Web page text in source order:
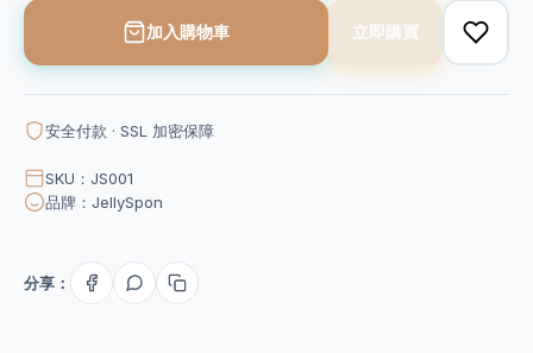
加入購物車 立即購買
安全付款 · SSL 加密保障
SKU：JS001
品牌：JellySpon
分享：